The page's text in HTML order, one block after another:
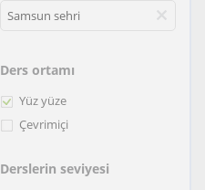
Ders ortamı
Yüz yüze
Çevrimiçi
Derslerin seviyesi